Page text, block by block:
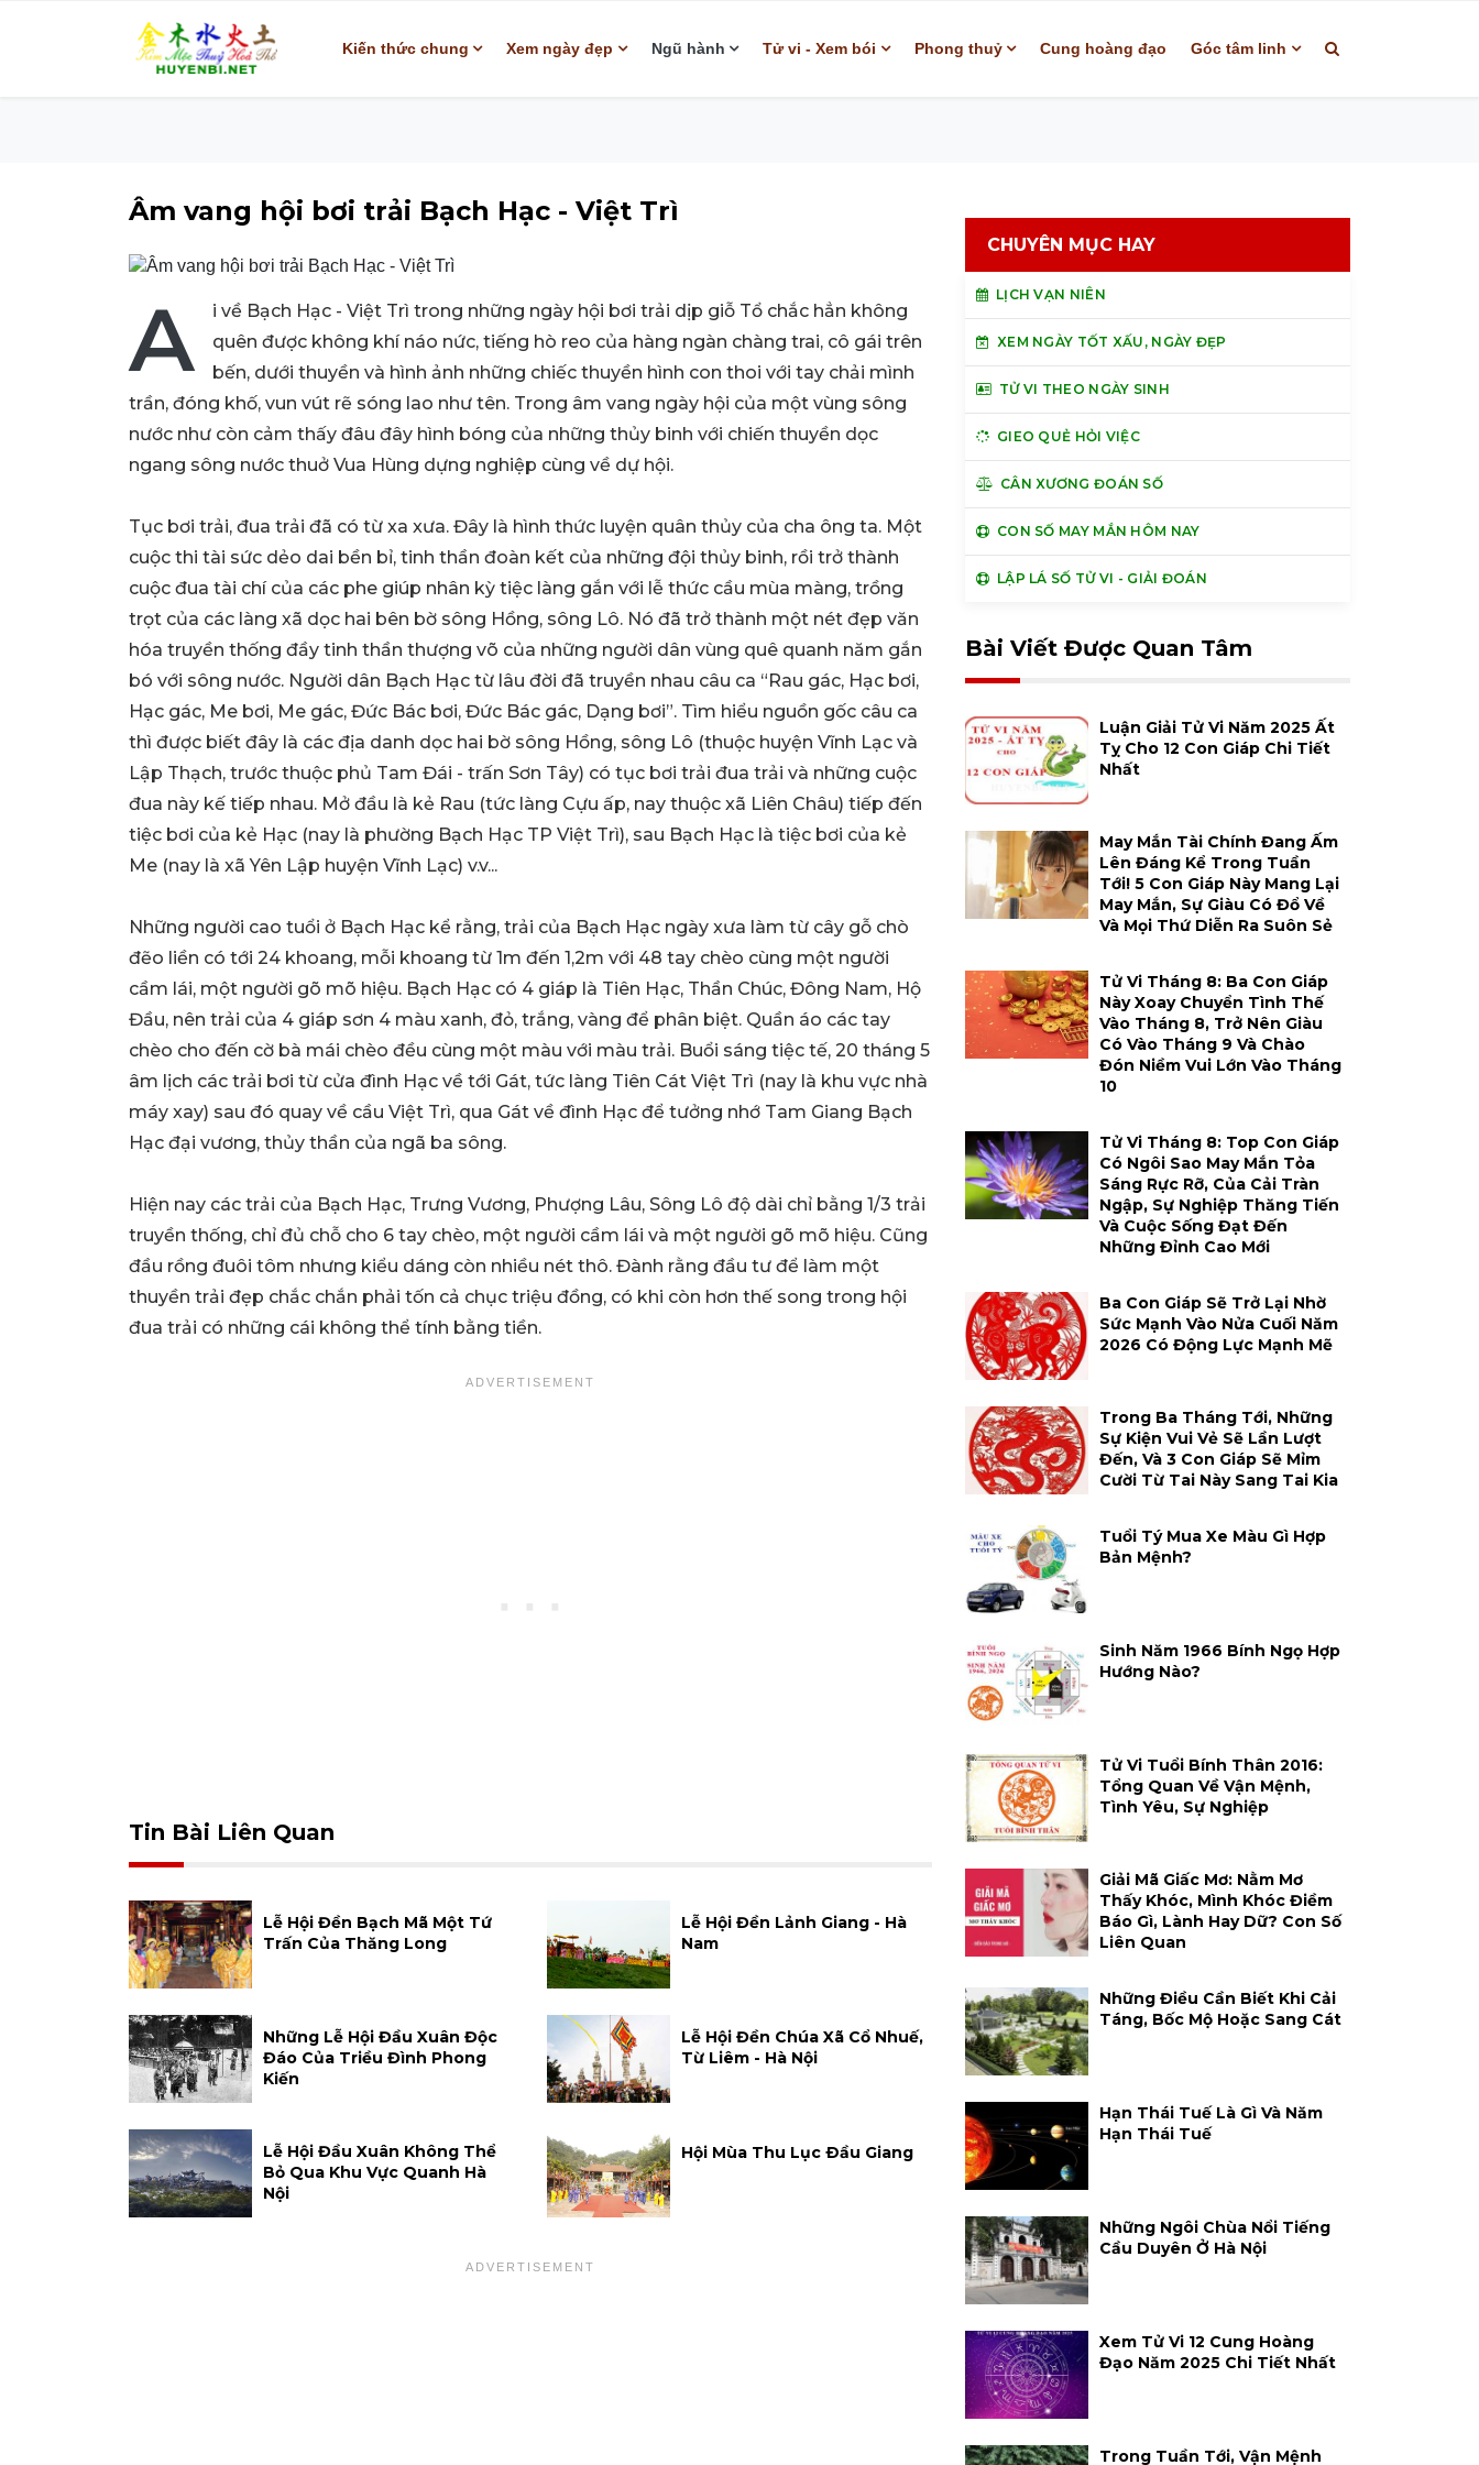
Kiến thức chung Xem ngày đẹp Ngũ hành Tử vi - Xem bói Phong thuỷ Cung hoàng đạo Góc tâm linh
Âm vang hội bơi trải Bạch Hạc - Việt Trì
A
i về Bạch Hạc - Việt Trì trong những ngày hội bơi trải dịp giỗ Tổ chắc hẳn không
quên được không khí náo nức, tiếng hò reo của hàng ngàn chàng trai, cô gái trên
bến, dưới thuyền và hình ảnh những chiếc thuyền hình con thoi với tay chải mình
trần, đóng khố, vun vút rẽ sóng lao như tên. Trong âm vang ngày hội của một vùng sông
nước như còn cảm thấy đâu đây hình bóng của những thủy binh với chiến thuyền dọc
ngang sông nước thuở Vua Hùng dựng nghiệp cùng về dự hội.
Tục bơi trải, đua trải đã có từ xa xưa. Đây là hình thức luyện quân thủy của cha ông ta. Một
cuộc thi tài sức dẻo dai bền bỉ, tinh thần đoàn kết của những đội thủy binh, rồi trở thành
cuộc đua tài chí của các phe giúp nhân kỳ tiệc làng gắn với lễ thức cầu mùa màng, trồng
trọt của các làng xã dọc hai bên bờ sông Hồng, sông Lô. Nó đã trở thành một nét đẹp văn
hóa truyền thống đầy tinh thần thượng võ của những người dân vùng quê quanh năm gắn
bó với sông nước. Người dân Bạch Hạc từ lâu đời đã truyền nhau câu ca “Rau gác, Hạc bơi,
Hạc gác, Me bơi, Me gác, Đức Bác bơi, Đức Bác gác, Dạng bơi”. Tìm hiểu nguồn gốc câu ca
thì được biết đây là các địa danh dọc hai bờ sông Hồng, sông Lô (thuộc huyện Vĩnh Lạc và
Lập Thạch, trước thuộc phủ Tam Đái - trấn Sơn Tây) có tục bơi trải đua trải và những cuộc
đua này kế tiếp nhau. Mở đầu là kẻ Rau (tức làng Cựu ấp, nay thuộc xã Liên Châu) tiếp đến
tiệc bơi của kẻ Hạc (nay là phường Bạch Hạc TP Việt Trì), sau Bạch Hạc là tiệc bơi của kẻ
Me (nay là xã Yên Lập huyện Vĩnh Lạc) v.v...
Những người cao tuổi ở Bạch Hạc kể rằng, trải của Bạch Hạc ngày xưa làm từ cây gỗ chò
đẽo liền có tới 24 khoang, mỗi khoang từ 1m đến 1,2m với 48 tay chèo cùng một người
cầm lái, một người gõ mõ hiệu. Bạch Hạc có 4 giáp là Tiên Hạc, Thần Chúc, Đông Nam, Hộ
Đầu, nên trải của 4 giáp sơn 4 màu xanh, đỏ, trắng, vàng để phân biệt. Quần áo các tay
chèo cho đến cờ bà mái chèo đều cùng một màu với màu trải. Buổi sáng tiệc tế, 20 tháng 5
âm lịch các trải bơi từ cửa đình Hạc về tới Gát, tức làng Tiên Cát Việt Trì (nay là khu vực nhà
máy xay) sau đó quay về cầu Việt Trì, qua Gát về đình Hạc để tưởng nhớ Tam Giang Bạch
Hạc đại vương, thủy thần của ngã ba sông.
Hiện nay các trải của Bạch Hạc, Trưng Vương, Phượng Lâu, Sông Lô độ dài chỉ bằng 1/3 trải
truyền thống, chỉ đủ chỗ cho 6 tay chèo, một người cầm lái và một người gõ mõ hiệu. Cũng
đầu rồng đuôi tôm nhưng kiểu dáng còn nhiều nét thô. Đành rằng đầu tư để làm một
thuyền trải đẹp chắc chắn phải tốn cả chục triệu đồng, có khi còn hơn thế song trong hội
đua trải có những cái không thể tính bằng tiền.
Tin Bài Liên Quan
Lễ Hội Đền Bạch Mã Một Tứ
Trấn Của Thăng Long
Những Lễ Hội Đầu Xuân Độc
Đáo Của Triều Đình Phong
Kiến
Lễ Hội Đầu Xuân Không Thể
Bỏ Qua Khu Vực Quanh Hà
Nội
Lễ Hội Đền Lảnh Giang - Hà
Nam
Lễ Hội Đền Chúa Xã Cổ Nhuế,
Từ Liêm - Hà Nội
Hội Mùa Thu Lục Ðầu Giang
CHUYÊN MỤC HAY
LỊCH VẠN NIÊN
XEM NGÀY TỐT XẤU, NGÀY ĐẸP
TỬ VI THEO NGÀY SINH
GIEO QUẺ HỎI VIỆC
CÂN XƯƠNG ĐOÁN SỐ
CON SỐ MAY MẮN HÔM NAY
LẬP LÁ SỐ TỬ VI - GIẢI ĐOÁN
Bài Viết Được Quan Tâm
Luận Giải Tử Vi Năm 2025 Ất
Tỵ Cho 12 Con Giáp Chi Tiết
Nhất
May Mắn Tài Chính Đang Ấm
Lên Đáng Kể Trong Tuần
Tới! 5 Con Giáp Này Mang Lại
May Mắn, Sự Giàu Có Đổ Về
Và Mọi Thứ Diễn Ra Suôn Sẻ
Tử Vi Tháng 8: Ba Con Giáp
Này Xoay Chuyển Tình Thế
Vào Tháng 8, Trở Nên Giàu
Có Vào Tháng 9 Và Chào
Đón Niềm Vui Lớn Vào Tháng
10
Tử Vi Tháng 8: Top Con Giáp
Có Ngôi Sao May Mắn Tỏa
Sáng Rực Rỡ, Của Cải Tràn
Ngập, Sự Nghiệp Thăng Tiến
Và Cuộc Sống Đạt Đến
Những Đỉnh Cao Mới
Ba Con Giáp Sẽ Trở Lại Nhờ
Sức Mạnh Vào Nửa Cuối Năm
2026 Có Động Lực Mạnh Mẽ
Trong Ba Tháng Tới, Những
Sự Kiện Vui Vẻ Sẽ Lần Lượt
Đến, Và 3 Con Giáp Sẽ Mỉm
Cười Từ Tai Này Sang Tai Kia
Tuổi Tý Mua Xe Màu Gì Hợp
Bản Mệnh?
Sinh Năm 1966 Bính Ngọ Hợp
Hướng Nào?
Tử Vi Tuổi Bính Thân 2016:
Tổng Quan Về Vận Mệnh,
Tình Yêu, Sự Nghiệp
Giải Mã Giấc Mơ: Nằm Mơ
Thấy Khóc, Mình Khóc Điềm
Báo Gì, Lành Hay Dữ? Con Số
Liên Quan
Những Điều Cần Biết Khi Cải
Táng, Bốc Mộ Hoặc Sang Cát
Hạn Thái Tuế Là Gì Và Năm
Hạn Thái Tuế
Những Ngôi Chùa Nổi Tiếng
Cầu Duyên Ở Hà Nội
Xem Tử Vi 12 Cung Hoàng
Đạo Năm 2025 Chi Tiết Nhất
Trong Tuần Tới, Vận Mệnh